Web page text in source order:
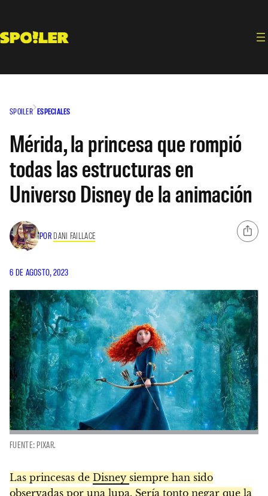
contenido
SPOILER ESPECIALES
Mérida, la princesa que rompió
todas las estructuras en
Universo Disney de la animación
POR DANI FAILLACE
6 DE AGOSTO, 2023
FUENTE: PIXAR.
Las princesas de Disney siempre han sido
observadas por una lupa. Sería tonto negar que la